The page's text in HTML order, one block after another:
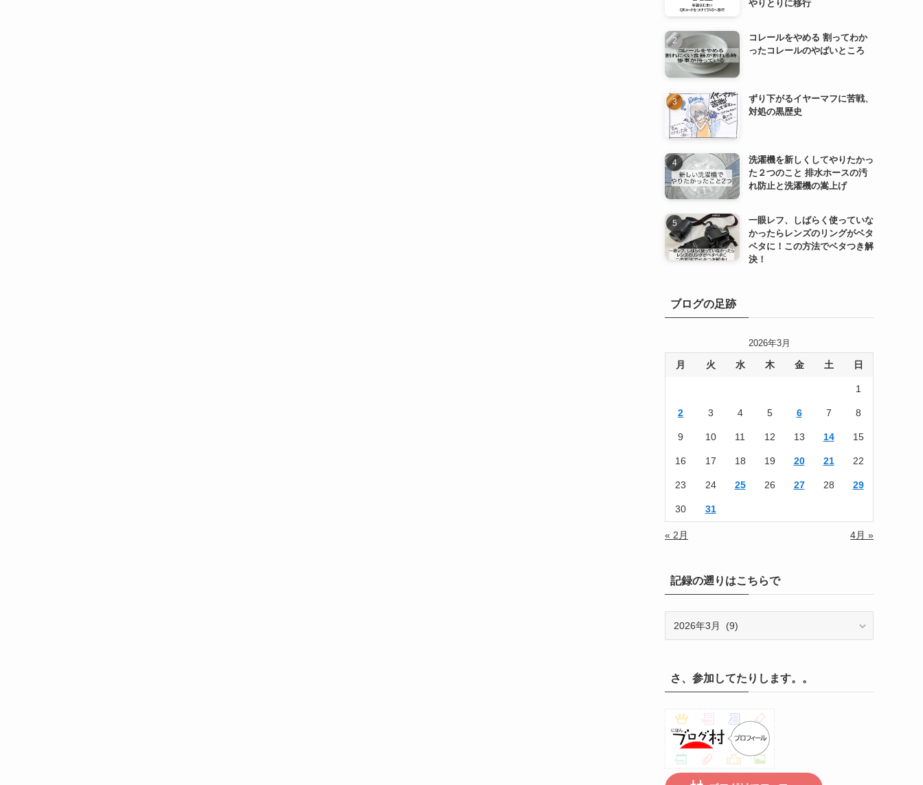
やりとりに移行
コレールをやめる 割ってわか
ったコレールのやばいところ
ずり下がるイヤーマフに苦戦、
対処の黒歴史
洗濯機を新しくしてやりたかっ
た２つのこと 排水ホースの汚
れ防止と洗濯機の嵩上げ
一眼レフ、しばらく使っていな
かったらレンズのリングがベタ
ベタに！この方法でベタつき解
決！
ブログの足跡
2026年3月
月 火 水 木 金 土 日
1
2 3 4 5 6 7 8
9 10 11 12 13 14 15
16 17 18 19 20 21 22
23 24 25 26 27 28 29
30 31
« 2月 4月 »
記録の遡りはこちらで
り
は
こ
ち
ら
で
さ、参加してたりします。。